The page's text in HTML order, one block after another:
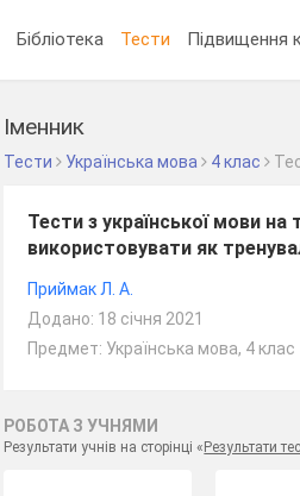
Бібліотека Тести Підвищення
Іменник
Тести Українська мова 4 клас
Тести з української мови
використовувати як
Приймак Л. А.
Додано: 18 січня 2021
Предмет: Українська мова, 4 клас
РОБОТА З УЧНЯМИ
Результати учнів на сторінці «Результати